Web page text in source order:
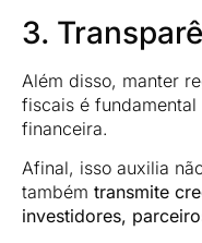
3.
Além disso, manter
fiscais é
financeira.
Afinal, isso auxilia
também transmite
investidores,